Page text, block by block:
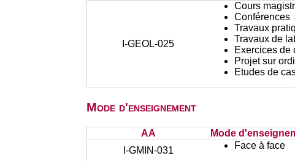
I-GEOL-025
Cours
Conférences
Travaux
Travaux de
Exercices de
Projet sur
Etudes de
Mode d'enseignement
AA
Mode
I-GMIN-031
Face à face